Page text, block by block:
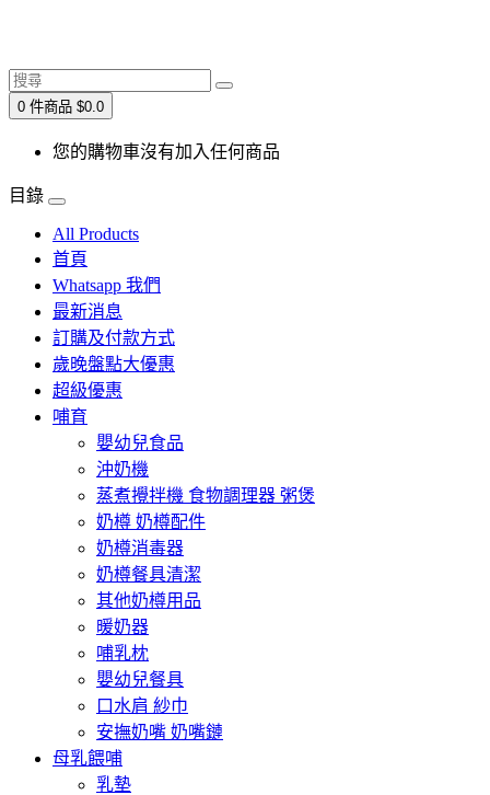
0 件商品 $0.0
您的購物車沒有加入任何商品
目錄
All Products
首頁
Whatsapp 我們
最新消息
訂購及付款方式
歲晚盤點大優惠
超級優惠
哺育
嬰幼兒食品
沖奶機
蒸煮攪拌機 食物調理器 粥煲
奶樽 奶樽配件
奶樽消毒器
奶樽餐具清潔
其他奶樽用品
暖奶器
哺乳枕
嬰幼兒餐具
口水肩 紗巾
安撫奶嘴 奶嘴鏈
母乳餵哺
乳墊